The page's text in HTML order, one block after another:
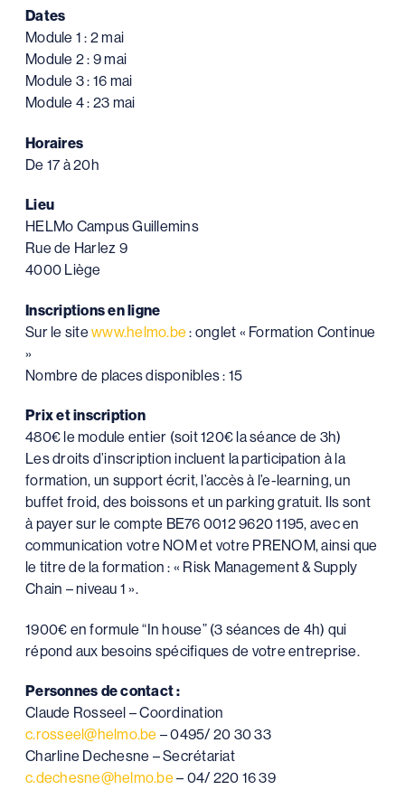
Dates
Module 1 : 2 mai
Module 2 : 9 mai
Module 3 : 16 mai
Module 4 : 23 mai
Horaires
De 17 à 20h
Lieu
HELMo Campus Guillemins
Rue de Harlez 9
4000 Liège
Inscriptions en ligne
Sur le sitewww.helmo.be: onglet « Formation Continue
»
Nombre de places disponibles : 15
Prix et inscription
480€ le module entier (soit 120€ la séance de 3h)
Les droits d’inscription incluent la participation à la
formation, un support écrit, l’accès à l’e-learning, un
buffet froid, des boissons et un parking gratuit. Ils sont
à payer sur le compte BE76 0012 9620 1195, avec en
communication votre NOM et votre PRENOM, ainsi que
le titre de la formation : « Risk Management & Supply
Chain – niveau 1 ».
1900€ en formule “In house” (3 séances de 4h) qui
répond aux besoins spécifiques de votre entreprise.
Personnes de contact :
Claude Rosseel – Coordination
c.rosseel@helmo.be – 0495/ 20 30 33
Charline Dechesne – Secrétariat
c.dechesne@helmo.be– 04/ 220 16 39